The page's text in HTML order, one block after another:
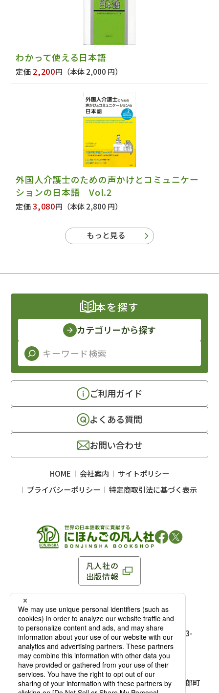
わかって使える日本語
定価 2,200円 （本体 2,000 円）
外国人介護士のための声かけとコミュニケー
ションの日本語 Vol.2
定価3,080円 （本体 2,800 円）
もっと見る
凡人社の
出版情報
〒102-0093 東京都千代田区平河町 1-3-13 8F
TEL：03-3263-3959／FAX：03-3263-3116
麹町店
〒102-0093 東京都千代田区平河町1-3-
13 8F［アクセス］
TEL：03-3239-8673／FAX：03-3263-
3116
〒541-0056 大阪府大阪市中央区久太郎町
本を探す
カテゴリーから探す
ご利用ガイド
よくある質問
お問い合わせ
HOME 会社案内
サイトポリシー
プライバシーポリシー
特定商取引法に基づく表示